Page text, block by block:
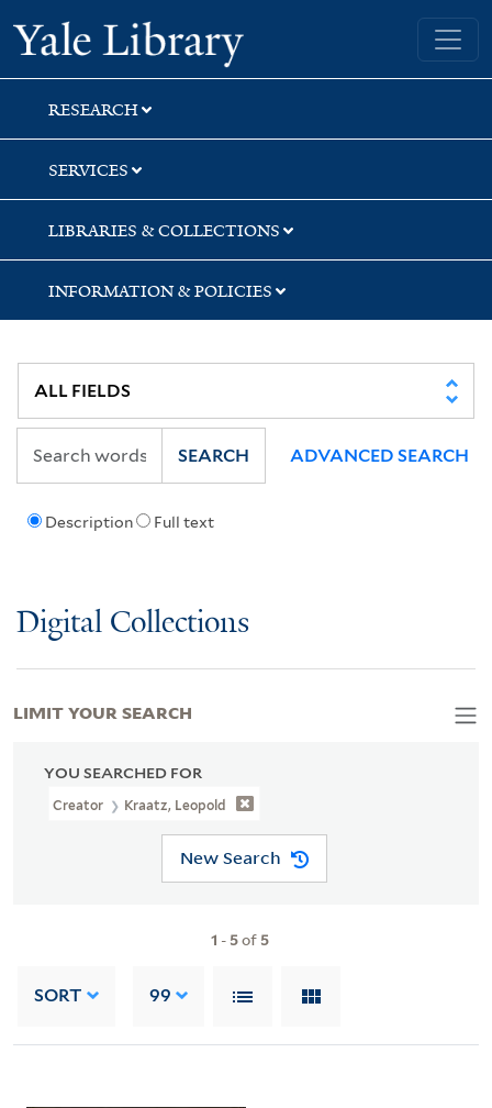
Skip
to
search
Skip
to
main
content
Skip
to
first
result
Yale University Library
RESEARCH
SERVICES
LIBRARIES & COLLECTIONS
INFORMATION & POLICIES
Description Full text
SEARCH ADVANCED SEARCH
Digital Collections
YOU SEARCHED FOR
Creator Kraatz, Leopold
New Search
1 - 5of 5
SORT 99
LIMIT YOUR SEARCH